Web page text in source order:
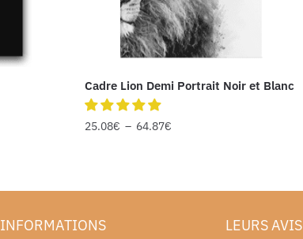
Cadre Lion Demi Portrait Noir et Blanc
25.08€ – 64.87€
INFORMATIONS LEURS AVIS